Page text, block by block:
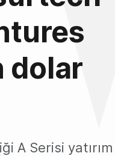
dolar
A Serisi yatırım